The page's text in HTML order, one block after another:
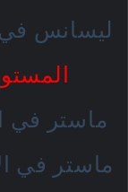
ليسانس
ماستر في
ماستر في